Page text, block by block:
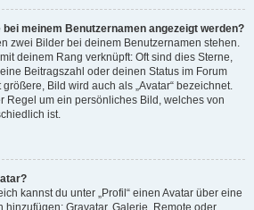
meinem Benutzernamen angezeigt werden?
zwei Bilder bei deinem Benutzernamen stehen.
deinem Rang verknüpft: Oft sind dies Sterne,
Beitragszahl oder deinen Status im Forum
Bild wird auch als „Avatar“ bezeichnet.
Regel um ein persönliches Bild, welches von
ist.
kannst du unter „Profil“ einen Avatar über eine
Gravatar, Galerie, Remote oder